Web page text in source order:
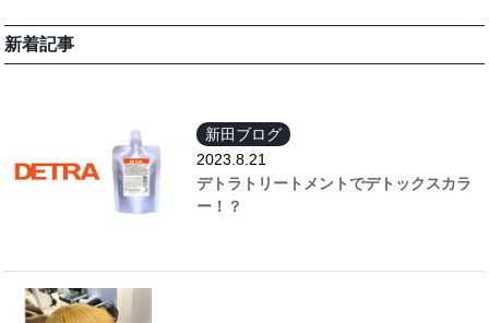
新着記事
新田ブログ
2023.8.21
デトラトリートメントでデトックスカラ
ー！？